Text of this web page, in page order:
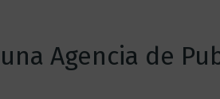
Agencia de